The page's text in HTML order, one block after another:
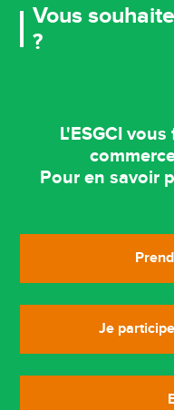
Vous
?
L'ESGCI
Pour en savoir
Je